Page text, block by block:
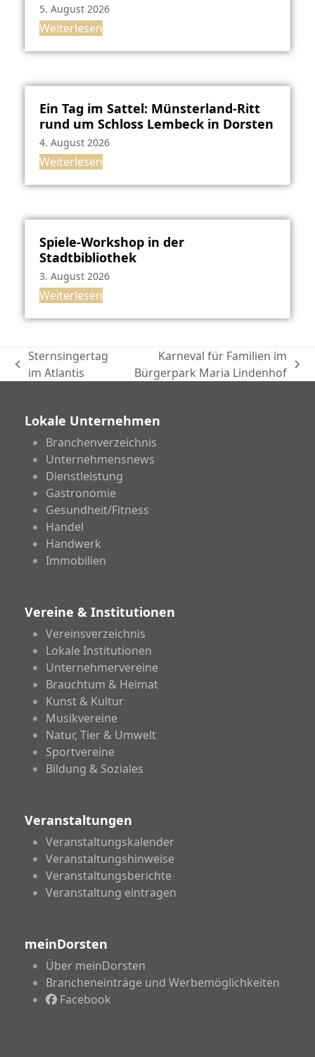
5. August 2026
Weiterlesen
Ein Tag im Sattel: Münsterland-Ritt
rund um Schloss Lembeck in Dorsten
4. August 2026
Weiterlesen
Spiele-Workshop in der
Stadtbibliothek
3. August 2026
Weiterlesen
vorheriger
Sternsingertag
im Atlantis
Nächster
Karneval für Familien im
Bürgerpark Maria Lindenhof
Lokale Unternehmen
Branchenverzeichnis
Unternehmensnews
Dienstleistung
Gastronomie
Gesundheit/Fitness
Handel
Handwerk
Immobilien
Vereine & Institutionen
Vereinsverzeichnis
Lokale Institutionen
Unternehmervereine
Brauchtum & Heimat
Kunst & Kultur
Musikvereine
Natur, Tier & Umwelt
Sportvereine
Bildung & Soziales
Veranstaltungen
Veranstaltungskalender
Veranstaltungshinweise
Veranstaltungsberichte
Veranstaltung eintragen
meinDorsten
Über meinDorsten
Brancheneinträge und Werbemöglichkeiten
Facebook